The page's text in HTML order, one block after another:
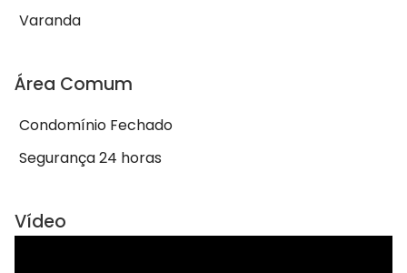
Varanda
Área Comum
Condomínio Fechado
Segurança 24 horas
Vídeo